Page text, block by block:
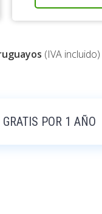
(IVA incluido)
POR 1 AÑO